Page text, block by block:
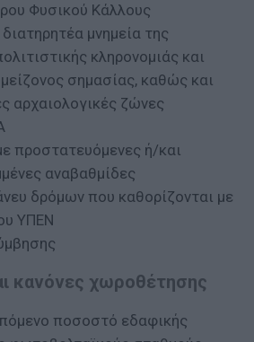
Φυσικού Κάλλους
μνημεία της
κληρονομιάς και
σημασίας, καθώς και
αρχαιολογικές ζώνες
προστατευόμενες ή/και
αναβαθμίδες
δρόμων που καθορίζονται με
ΥΠΕΝ
κανόνες χωροθέτησης
ποσοστό εδαφικής